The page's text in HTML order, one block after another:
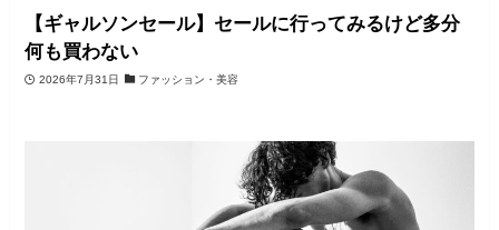
【ギャルソンセール】セールに行ってみるけど多分
何も買わない
2026年7月31日 ファッション・美容